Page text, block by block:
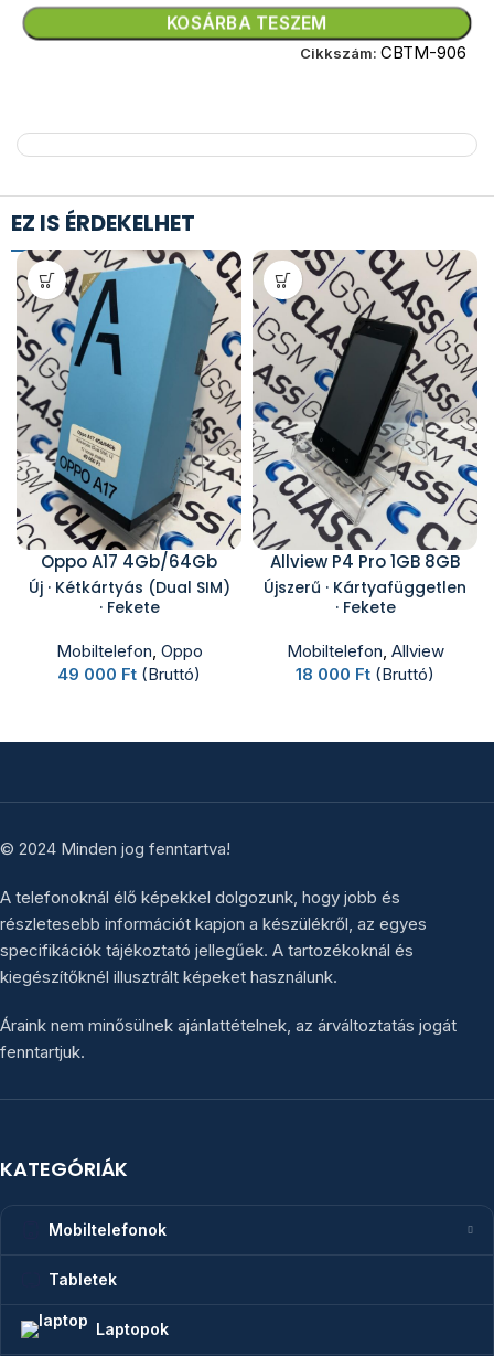
KOSÁRBA TESZEM
Cikkszám: CBTM-906
EZ IS ÉRDEKELHET
Oppo A17 4Gb/64Gb
Új · Kétkártyás (Dual SIM)
· Fekete
Mobiltelefon, Oppo
49 000 Ft (Bruttó)
Allview P4 Pro 1GB 8GB
Újszerű · Kártyafüggetlen
· Fekete
Mobiltelefon, Allview
18 000 Ft (Bruttó)
© 2024 Minden jog fenntartva!
A telefonoknál élő képekkel dolgozunk, hogy jobb és
részletesebb információt kapjon a készülékről, az egyes
specifikációk tájékoztató jellegűek. A tartozékoknál és
kiegészítőknél illusztrált képeket használunk.
Áraink nem minősülnek ajánlattételnek, az árváltoztatás jogát
fenntartjuk.
KATEGÓRIÁK
Mobiltelefonok
Tabletek
Laptopok